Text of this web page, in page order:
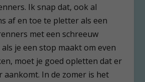
Ik snap dat, ook al
af en toe te pletter als een
met een schreeuw
je een stop maakt om even
moet je goed opletten dat er
aankomt. In de zomer is het